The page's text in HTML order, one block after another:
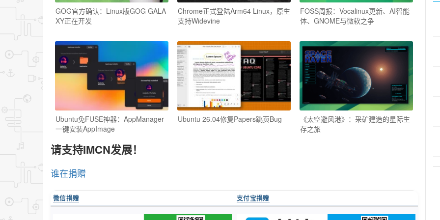
GOG官方确认：Linux版GOG GALA
XY正在开发
Chrome正式登陆Arm64 Linux，原生
支持Widevine
FOSS周报：Vocalinux更新、AI智能
体、GNOME与微软之争
Ubuntu免FUSE神器：AppManager
一键安装AppImage
Ubuntu 26.04修复Papers跳页Bug
《太空避风港》：采矿建造的星际生
存之旅
请支持IMCN发展！
谁在捐赠
微信捐赠 支付宝捐赠